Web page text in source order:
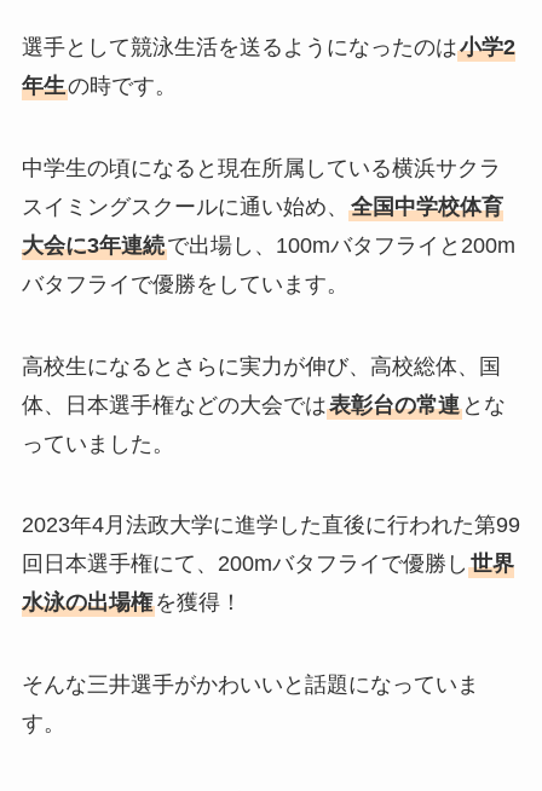
選手として競泳生活を送るようになったのは小学2
年生の時です。
中学生の頃になると現在所属している横浜サクラ
スイミングスクールに通い始め、 全国中学校体育
大会に3年連続で出場し、100mバタフライと200m
バタフライで優勝をしています。
高校生になるとさらに実力が伸び、高校総体、国
体、日本選手権などの大会では表彰台の常連とな
っていました。
2023年4月法政大学に進学した直後に行われた第99
回日本選手権にて、200mバタフライで優勝し 世界
水泳の出場権を獲得！
そんな三井選手がかわいいと話題になっていま
す。